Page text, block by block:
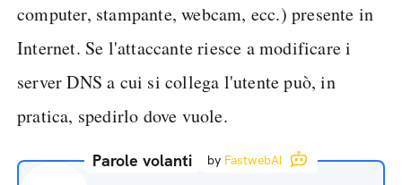
computer, stampante, webcam, ecc.) presente in
Internet. Se l'attaccante riesce a modificare i
server DNS a cui si collega l'utente può, in
pratica, spedirlo dove vuole.
Parole volanti by FastwebAI